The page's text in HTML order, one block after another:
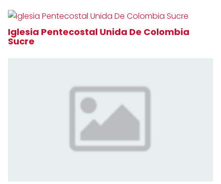
Iglesia Pentecostal Unida De Colombia
Sucre